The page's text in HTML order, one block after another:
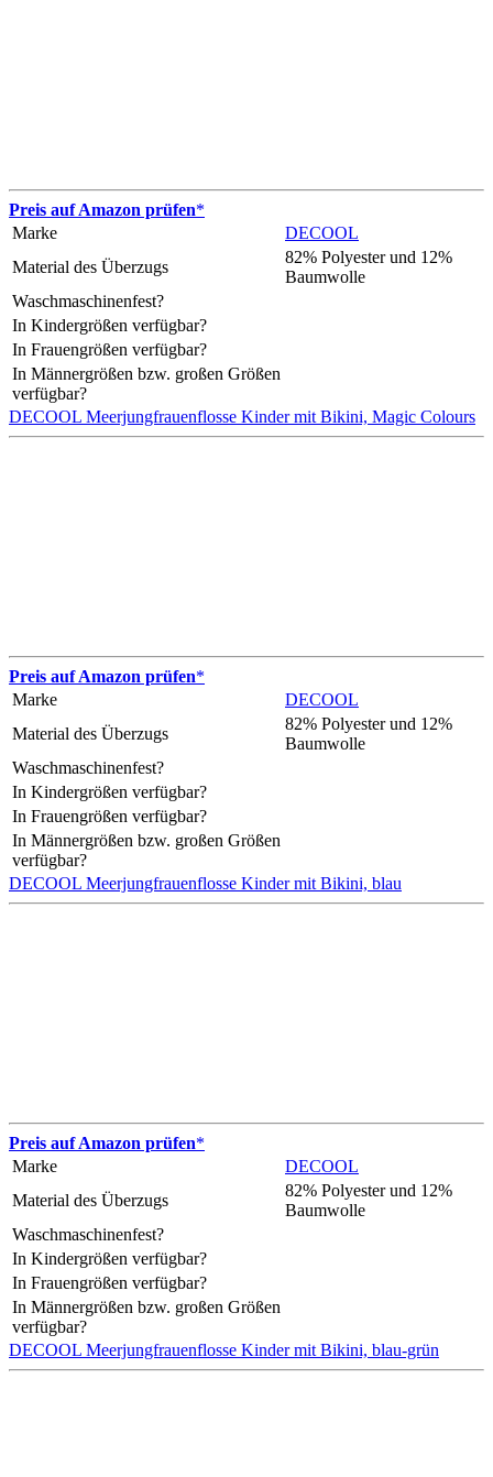
Preis auf Amazon prüfen*
Marke
DECOOL
Material des Überzugs
82% Polyester und 12%
Baumwolle
Waschmaschinenfest?
In Kindergrößen verfügbar?
In Frauengrößen verfügbar?
In Männergrößen bzw. großen Größen
verfügbar?
DECOOL Meerjungfrauenflosse Kinder mit Bikini, Magic Colours
Preis auf Amazon prüfen*
Marke
DECOOL
Material des Überzugs
82% Polyester und 12%
Baumwolle
Waschmaschinenfest?
In Kindergrößen verfügbar?
In Frauengrößen verfügbar?
In Männergrößen bzw. großen Größen
verfügbar?
DECOOL Meerjungfrauenflosse Kinder mit Bikini, blau
Preis auf Amazon prüfen*
Marke
DECOOL
Material des Überzugs
82% Polyester und 12%
Baumwolle
Waschmaschinenfest?
In Kindergrößen verfügbar?
In Frauengrößen verfügbar?
In Männergrößen bzw. großen Größen
verfügbar?
DECOOL Meerjungfrauenflosse Kinder mit Bikini, blau-grün